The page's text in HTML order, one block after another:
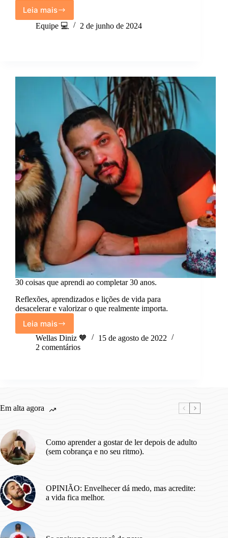
Leia mais
Tá
próximo
dos
precisa
saber!
Equipe 💻 2 de junho de 2024
30 coisas que aprendi ao completar 30 anos.
Reflexões, aprendizados e lições de vida para
desacelerar e valorizar o que realmente importa.
Leia mais
30
coisas
que
Wellas Diniz 🧡
15 de agosto de 2022
2 comentários
Em alta agora
Como aprender a gostar de ler depois de adulto
(sem cobrança e no seu ritmo).
OPINIÃO: Envelhecer dá medo, mas acredite:
a vida fica melhor.